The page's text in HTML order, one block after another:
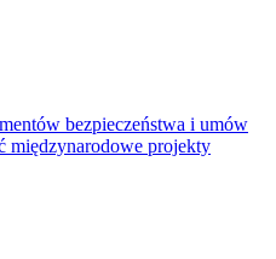
bezpieczeństwa i umów
międzynarodowe projekty